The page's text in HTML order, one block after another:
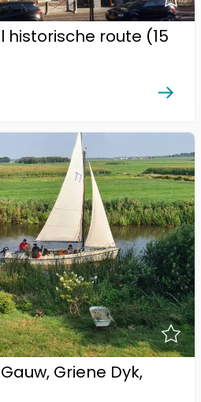
historische route (15
Griene Dyk,